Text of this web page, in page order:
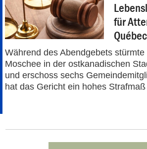
für
Während des Abendgebets stürmte
Moschee in der ostkanadischen
und erschoss sechs
hat das Gericht ein hohes